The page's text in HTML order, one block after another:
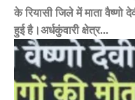
के रियासी जिले में माता वैष्णो
हुई है।अर्धकुंवारी क्षेत्र...